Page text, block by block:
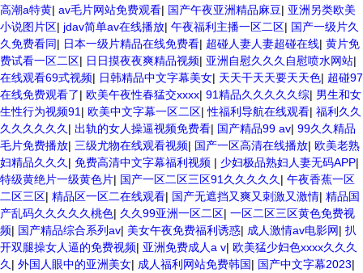
高潮a特黄| av毛片网站免费观看| 国产午夜亚洲精品麻豆| 亚洲另类欧美
小说图片区| jdav简单av在线播放| 午夜福利主播一区二区| 国产一级片久
久免费看同| 日本一级片精品在线免费看| 超碰人妻人妻超碰在线| 黄片免
费试看一区二区| 日日摸夜夜爽精品视频| 亚洲自慰久久久自慰喷水网站|
在线观看69式视频| 日韩精品中文字幕美女| 天天干天天要天天色| 超碰97
在线免费观看了| 欧美午夜性春猛交xxxx| 91精品久久久久久综| 男生和女
生性行为视频91 | 欧美中文字幕一区二区|性福利导航在线观看| 福利久久
久久久久久久 | 出轨的女人操逼视频免费看| 国产精品99 av| 99久久精品
毛片免费播放| 三级尤物在线观看视频| 国产一区高清在线播放| 欧美老熟
妇精品久久久 | 免费高清中文字幕福利视频 | 少妇极品熟妇人妻无码APP|
特级黄绝片一级黄色片| 国产一区二区三区91久久久久久 | 午夜香蕉一区
二区三区| 精品区一区二在线观看| 国产无遮挡又爽又刺激又激情| 精品国
产乱码久久久久久桃色| 久久99亚洲一区二区| 一区二区三区黄色免费视
频| 国产精品综合系列av| 美女午夜免费福利诱惑| 成人激情av电影网| 扒
开双腿操女人逼的免费视频| 亚洲免费成人a v| 欧美猛少妇色xxxx久久久
久 | 外国人眼中的亚洲美女| 成人福利网站免费韩国| 国产中文字幕2023|